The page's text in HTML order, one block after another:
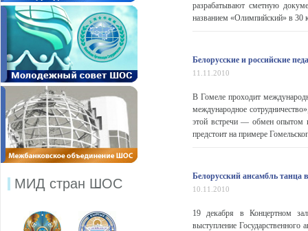
МИД стран ШОС
разрабатывают сметную
названием «Олимпийский» в 30
Белорусские и российские
11.11.2010
В Гомеле проходит
международное
этой встречи — обмен опытом
предстоит на примере
Белорусский ансамбль танца
10.11.2010
19 декабря в Концертном
выступление